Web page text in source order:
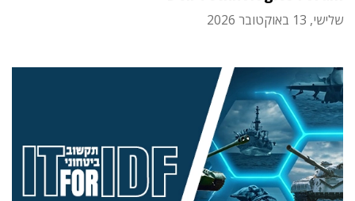
שלישי, 13 באוקטובר 2026